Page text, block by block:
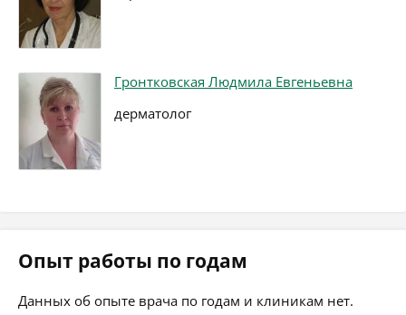
Гронтковская Людмила Евгеньевна
дерматолог
Опыт работы по годам
Данных об опыте врача по годам и клиникам нет.